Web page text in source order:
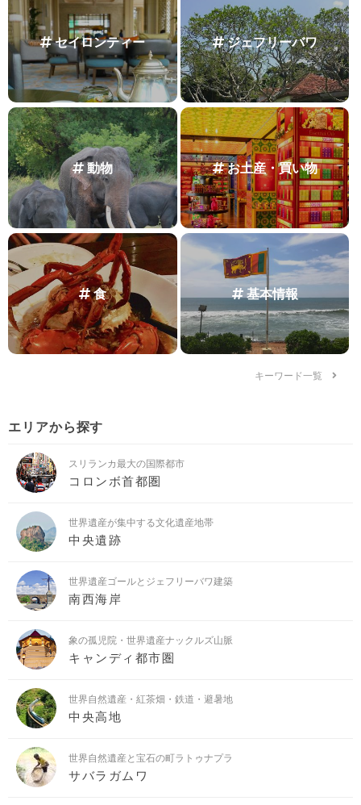
セイロンティー ジェフリーバワ
動物 お土産・買い物
食 基本情報
キーワード一覧
エリアから探す
スリランカ最大の国際都市
コロンボ首都圏
世界遺産が集中する文化遺産地帯
中央遺跡
世界遺産ゴールとジェフリーバワ建築
南西海岸
象の孤児院・世界遺産ナックルズ山脈
キャンディ都市圏
世界自然遺産・紅茶畑・鉄道・避暑地
中央高地
世界自然遺産と宝石の町ラトゥナプラ
サバラガムワ